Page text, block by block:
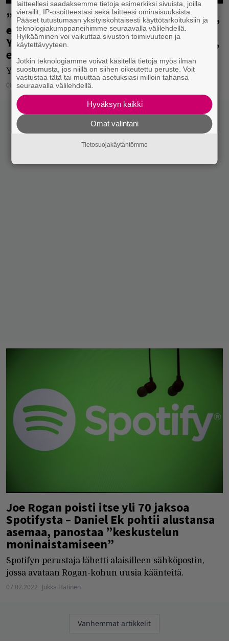
”Hän on kiinnostunut vain numeroista,
ei taiteesta eikä luovuudesta” – Neil
Youngin mukaan Daniel Ek on ongelma,
ei Joe Rogan
Young jatkaa Spotify-keskustelua tiedotteellaan.
08.02.2022 Jukka Hätinen
Joe Rogan poisti itse yli 70 jaksoa
Spotifysta – Daniel Ek pohtii alustansa
asemaa, panostaa ”keskustelun
moninaistamiseen”
Spotifyn perustaja lähetti alaisilleen sähköpostin,
jossa avataan Rogan-kohun uusia käänteitä.
07.02.2022 Jukka Hätinen
Artikkelien
Vanhemmat artikkelit
laitteellesi saadaksemme tietoja esimerkiksi sivuista, joilla
vierailit, IP-osoitteestasi sekä laitteesi ominaisuuksista.
Pääset tutustumaan yksityiskohtaisesti käyttötarkoituksiin ja
teknologiakumppaneihimme seuraavalla välilehdellä.
Hylkääminen voi vaikuttaa sivuston toimivuuteen ja
käytettävyyteen.
Jotkin teknologiamme voivat käsitellä tietoja myös ilman
suostumusta, jos niillä on siihen oikeutettu peruste. Voit
vastustaa tätä tai muuttaa asetuksiasi milloin tahansa
seuraavalla välilehdellä.
Hyväksyn kaikki
Omat valintani
Tietosuojakäytäntömme